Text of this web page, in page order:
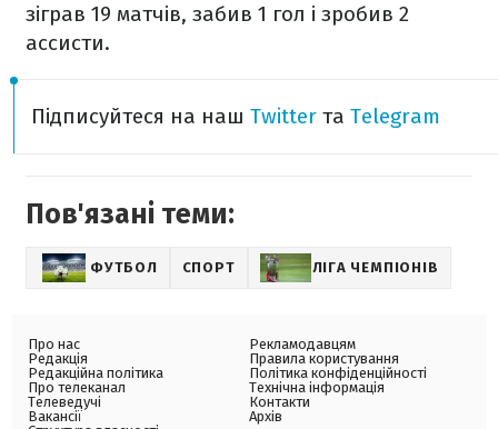
зіграв 19 матчів, забив 1 гол і зробив 2
ассисти.
Підписуйтеся на наш Twitter та Telegram
Пов'язані теми:
ФУТБОЛ СПОРТ ЛІГА ЧЕМПІОНІВ
Про нас
Редакція
Редакційна політика
Про телеканал
Телеведучі
Вакансії
Рекламодавцям
Правила користування
Політика конфіденційності
Технічна інформація
Контакти
Архів